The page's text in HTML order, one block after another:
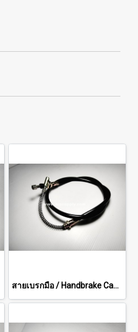
สายเบรกมือ / Handbrake Cable